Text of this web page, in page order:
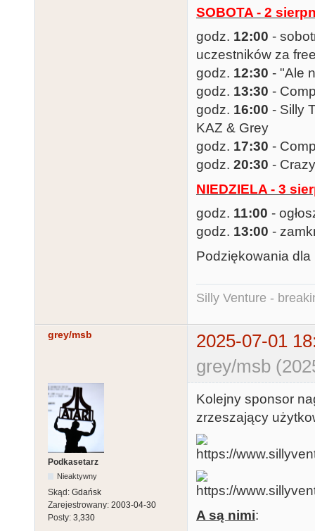
SOBOTA - 2
godz. 12:00 -
uczestników za
godz. 12:30 - "Ale
godz. 13:30 -
godz. 16:00 - Silly
KAZ & Grey
godz. 17:30 -
godz. 20:30 -
NIEDZIELA - 3
godz. 11:00 -
godz. 13:00 -
Podziękowania dla
Silly Venture -
grey/msb
2025-07-01
grey/msb
Podkasetarz
Nieaktywny
Skąd: Gdańsk
Zarejestrowany: 2003-04-30
Posty: 3,330
Kolejny sponsor
zrzeszający
A są nimi: